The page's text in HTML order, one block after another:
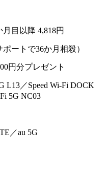
目以降 4,818円
ートで36か月相殺）
円分プレゼント
L13／Speed Wi-Fi DOCK
5G NC03
／au 5G